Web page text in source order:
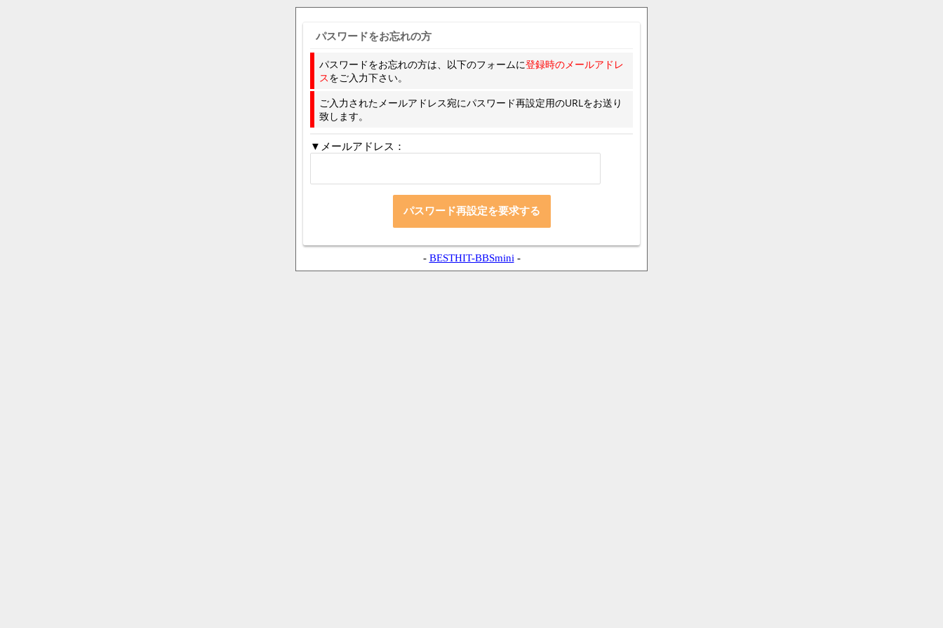
パスワードをお忘れの方
パスワードをお忘れの方は、以下のフォームに登録時のメールアドレ
スをご入力下さい。
ご入力されたメールアドレス宛にパスワード再設定用のURLをお送り
致します。
▼メールアドレス：
- BESTHIT-BBSmini -